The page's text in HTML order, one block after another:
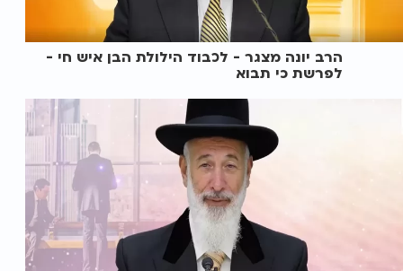
הרב יונה מצגר - לכבוד הילולת הבן איש חי -
לפרשת כי תבוא